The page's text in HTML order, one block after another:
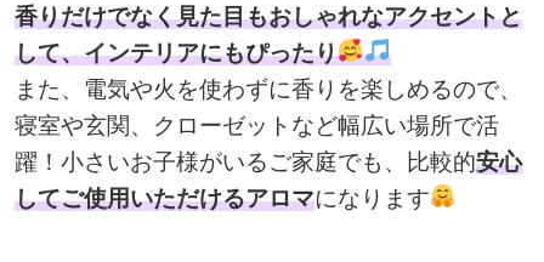
香りだけでなく見た目もおしゃれなアクセントと
して、インテリアにもぴったり
また、電気や火を使わずに香りを楽しめるので、
寝室や玄関、クローゼットなど幅広い場所で活
躍！小さいお子様がいるご家庭でも、比較的安心
してご使用いただけるアロマになります